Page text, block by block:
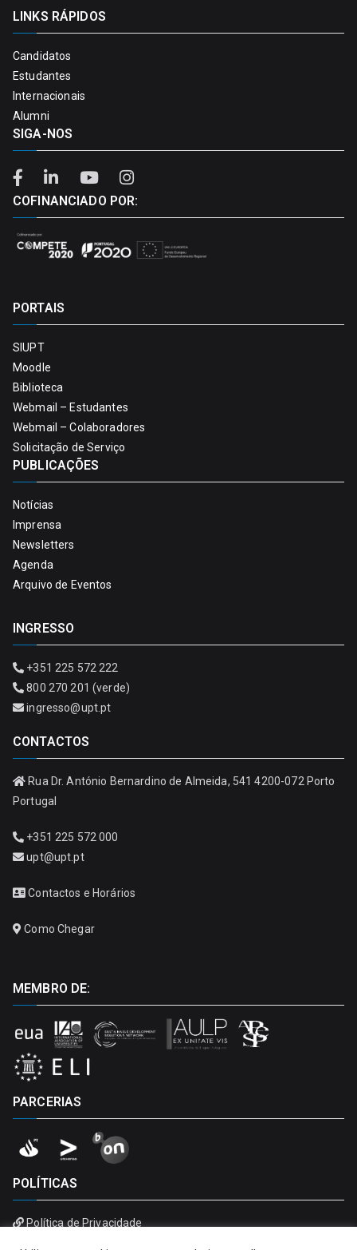
LINKS RÁPIDOS
Candidatos
Estudantes
Internacionais
Alumni
SIGA-NOS
COFINANCIADO POR:
PORTAIS
SIUPT
Moodle
Biblioteca
Webmail – Estudantes
Webmail – Colaboradores
Solicitação de Serviço
PUBLICAÇÕES
Notícias
Imprensa
Newsletters
Agenda
Arquivo de Eventos
INGRESSO
+351 225 572 222
800 270 201 (verde)
ingresso@upt.pt
CONTACTOS
Rua Dr. António Bernardino de Almeida, 541 4200-072 Porto
Portugal
+351 225 572 000
upt@upt.pt
Contactos e Horários
Como Chegar
MEMBRO DE:
PARCERIAS
POLÍTICAS
Política de Privacidade